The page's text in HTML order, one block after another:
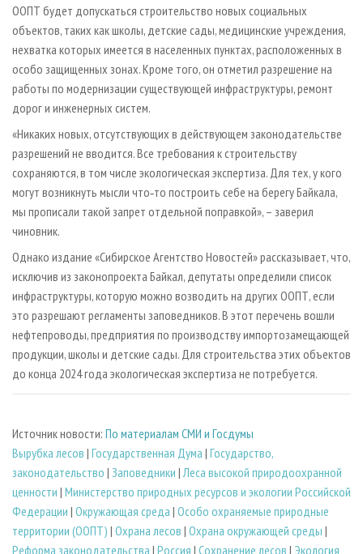
ООПТ будет допускаться строительство новых социальных
объектов, таких как школы, детские сады, медицинские учреждения,
нехватка которых имеется в населенных пунктах, расположенных в
особо защищенных зонах. Кроме того, он отметил разрешение на
работы по модернизации существующей инфраструктуры, ремонт
дорог и инженерных систем.
«Никаких новых, отсутствующих в действующем законодательстве
разрешений не вводится. Все требования к строительству
сохраняются, в том числе экологическая экспертиза. Для тех, у кого
могут возникнуть мысли что‑то построить себе на берегу Байкала,
мы прописали такой запрет отдельной поправкой», – заверил
чиновник.
Однако издание «Сибирское Агентство Новостей» рассказывает, что,
исключив из законопроекта Байкал, депутаты определили список
инфраструктуры, которую можно возводить на других ООПТ, если
это разрешают регламенты заповедников. В этот перечень вошли
нефтепроводы, предприятия по производству импортозамещающей
продукции, школы и детские сады. Для строительства этих объектов
до конца 2024 года экологическая экспертиза не потребуется.
Источник новости: По материалам СМИ и Госдумы
Вырубка лесов | Государственная Дума | Государство,
законодательство | Заповедники |Леса высокой природоохранной
ценности | Министерство природных ресурсов и экологии Российской
Федерации | Окружающая среда | Особо охраняемые природные
территории (ООПТ) | Охрана лесов | Охрана окружающей среды |
Реформа законодательства | Россия | Сохранение лесов | Экология